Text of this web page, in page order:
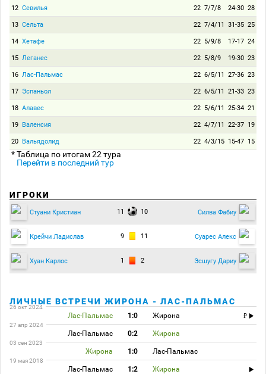
12 Севилья 22 7/7/8 24-30 28
13 Сельта 22 7/4/11 31-35 25
14 Хетафе 22 5/9/8 17-17 24
15 Леганес 22 5/8/9 19-30 23
16 Лас-Пальмас 22 6/5/11 27-36 23
17 Эспаньол 22 6/5/11 21-33 23
18 Алавес 22 5/6/11 25-34 21
19 Валенсия 22 4/7/11 22-37 19
20 Вальядолид 22 4/3/15 15-47 15
* Таблица по итогам 22 тура
Перейти в последний тур
ИГРОКИ
Стуани Кристиан 11 10 Силва Фабиу
Крейчи Ладислав 9 11 Суарес Алекс
Хуан Карлос 1 2 Эсшугу Дариу
ЛИЧНЫЕ ВСТРЕЧИ ЖИРОНА - ЛАС-ПАЛЬМАС
26 окт 2024
Лас-Пальмас 1:0 Жирона
27 апр 2024
Лас-Пальмас 0:2 Жирона
03 сен 2023
Жирона 1:0 Лас-Пальмас
19 мая 2018
Лас-Пальмас 1:2 Жирона